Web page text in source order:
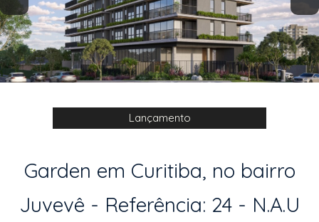
Lançamento
Garden em Curitiba, no bairro
Juvevê - Referência: 24 - N.A.U